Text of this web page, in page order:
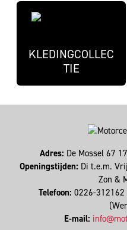
KLEDINGCOLLEC
TIE
Adres: De Mossel 67
Openingstijden: Di t.e.m.
Zon &
Telefoon: 0226-312162
E-mail: